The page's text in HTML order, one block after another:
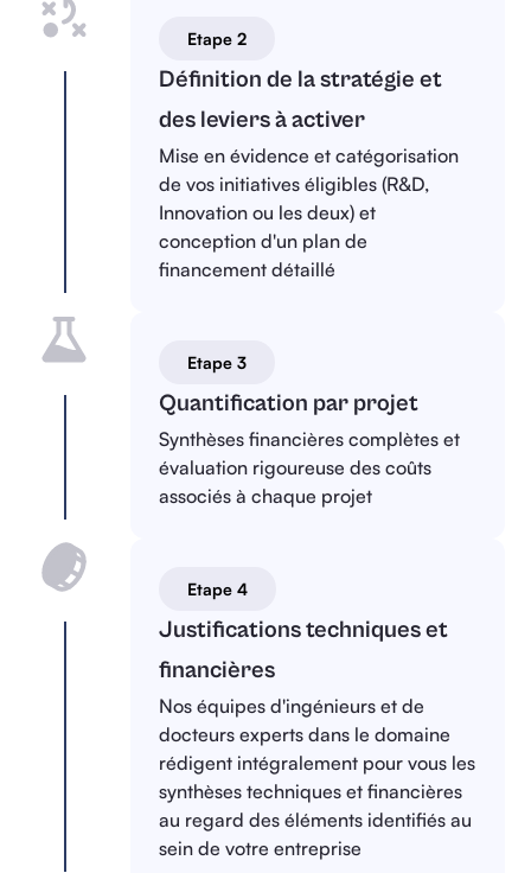
Etape 2
Définition de la stratégie et
des leviers à activer
Mise en évidence et catégorisation
de vos initiatives éligibles (R&D,
Innovation ou les deux) et
conception d'un plan de
financement détaillé
Etape 3
Quantification par projet
Synthèses financières complètes et
évaluation rigoureuse des coûts
associés à chaque projet
Etape 4
Justifications techniques et
financières
Nos équipes d'ingénieurs et de
docteurs experts dans le domaine
rédigent intégralement pour vous les
synthèses techniques et financières
au regard des éléments identifiés au
sein de votre entreprise